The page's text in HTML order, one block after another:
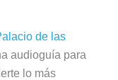
de las
audioguía para
lo más